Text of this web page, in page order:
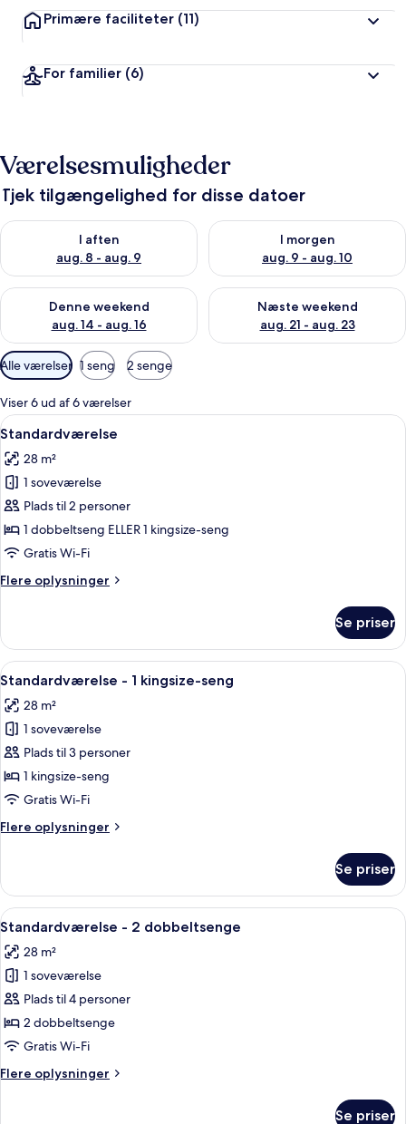
Primære faciliteter (11)
For familier (6)
Værelsesmuligheder
Tjek tilgængelighed for disse datoer
I aften
aug. 8 - aug. 9
Tjek tilgængelighed for i aften aug. 8 - aug. 9
I morgen
aug. 9 - aug. 10
Tjek tilgængelighed for i
Denne weekend
aug. 14 - aug. 16
Tjek tilgængelighed for denne weekend aug. 14 - aug. 16
Næste weekend
aug. 21 - aug. 23
Tjek tilgængelighed for næste
Tilgængelige
filtre
for
værelser
Alle værelser 1 seng 2 senge
Viser 6 ud af 6 værelser
Indlæs
alle
billeder
af
Standardværelse
En seng med hvide sengetøj og et
6
Standardværelse
28 m²
1 soveværelse
Plads til 2 personer
1 dobbeltseng ELLER 1 kingsize-seng
Gratis Wi-Fi
Flere oplysninger
Flere
Se priser
Indlæs
alle
billeder
af
Standardværelse
-
1
seng
Et hotelværelse med træskrivebord,
6
Standardværelse - 1 kingsize-seng
28 m²
1 soveværelse
Plads til 3 personer
1 kingsize-seng
Gratis Wi-Fi
Flere oplysninger
Flere
-
kingsize-
Se priser
Indlæs
alle
billeder
af
Standardværelse
-
2
Kombination af bruser/badekar,
5
Standardværelse - 2 dobbeltsenge
28 m²
1 soveværelse
Plads til 4 personer
2 dobbeltsenge
Gratis Wi-Fi
Flere oplysninger
Flere
Se priser